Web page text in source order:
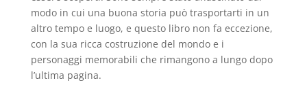
modo in cui una buona storia può trasportarti in un
altro tempo e luogo, e questo libro non fa eccezione,
con la sua ricca costruzione del mondo e i
personaggi memorabili che rimangono a lungo dopo
l’ultima pagina.